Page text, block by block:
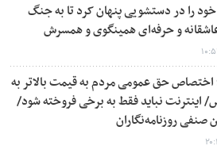
را در دستشویی پنهان کرد تا به جنگ
و حرفه‌ای همینگوی و همسرش
حق عمومی مردم به قیمت بالاتر به
اینترنت نباید فقط به برخی فروخته شود/
صنفی روزنامه‌نگاران